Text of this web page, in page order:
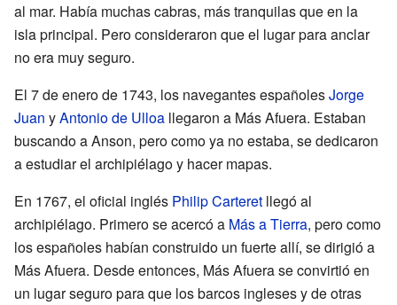
al mar. Había muchas cabras, más tranquilas que en la
isla principal. Pero consideraron que el lugar para anclar
no era muy seguro.
El 7 de enero de 1743, los navegantes españolesJorge
Juan yAntonio de Ulloa llegaron a Más Afuera. Estaban
buscando a Anson, pero como ya no estaba, se dedicaron
a estudiar el archipiélago y hacer mapas.
En 1767, el oficial inglés Philip Carteret llegó al
archipiélago. Primero se acercó a Más a Tierra, pero como
los españoles habían construido un fuerte allí, se dirigió a
Más Afuera. Desde entonces, Más Afuera se convirtió en
un lugar seguro para que los barcos ingleses y de otras